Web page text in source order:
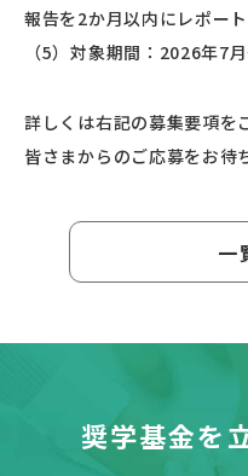
報告を2か月以内にレポー
（5）対象期間：2026年7
詳しくは右記の募集要項を
皆さまからのご応募をお待
一
奨学基金を